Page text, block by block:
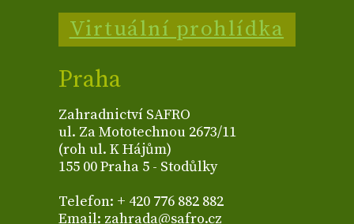
Virtuální prohlídka
Praha
Zahradnictví SAFRO
ul. Za Mototechnou 2673/11
(roh ul. K Hájům)
155 00 Praha 5 - Stodůlky
Telefon: + 420 776 882 882
Email: zahrada@safro.cz